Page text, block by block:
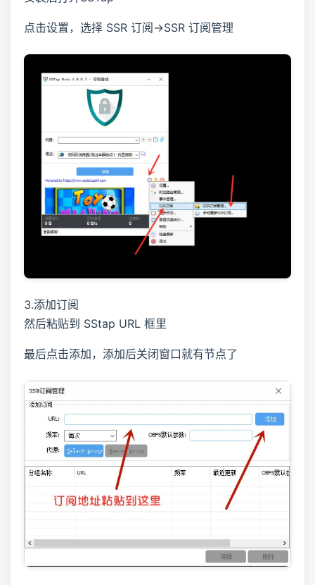
点击设置，选择 SSR 订阅->SSR 订阅管理
3.添加订阅
然后粘贴到 SStap URL 框里
最后点击添加，添加后关闭窗口就有节点了